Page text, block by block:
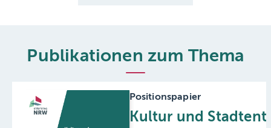
Publikationen zum Thema
Positionspapier
Kultur und